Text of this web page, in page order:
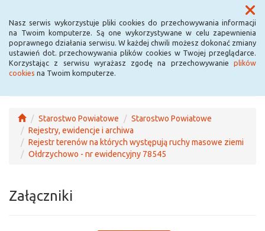
Nasz serwis wykorzystuje pliki cookies do przechowywania informacji
na Twoim komputerze. Są one wykorzystywane w celu zapewnienia
poprawnego działania serwisu. W każdej chwili możesz dokonać zmiany
ustawień dot. przechowywania plików cookies w Twojej przeglądarce.
Korzystając z serwisu wyrażasz zgodę na przechowywanie plików
cookies na Twoim komputerze.
Menu
Starostwo Powiatowe
Starostwo Powiatowe
Rejestry, ewidencje i archiwa
Rejestr terenów na których występują ruchy masowe ziemi
Ołdrzychowo - nr ewidencyjny 78545
Załączniki